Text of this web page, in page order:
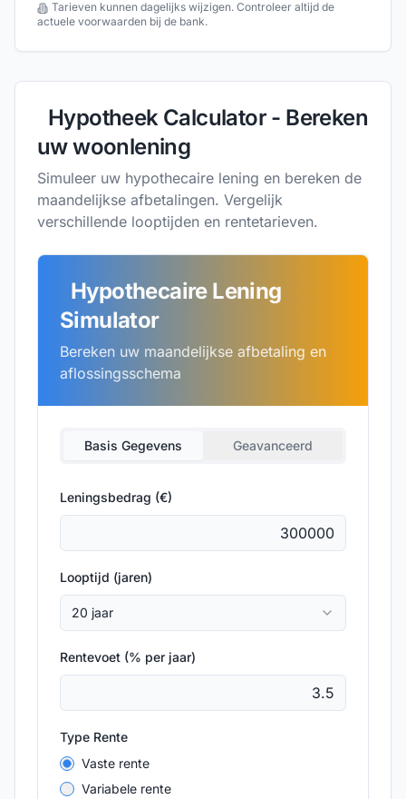
Tarieven kunnen dagelijks wijzigen. Controleer altijd de
actuele voorwaarden bij de bank.
Hypotheek Calculator - Bereken
uw woonlening
Simuleer uw hypothecaire lening en bereken de
maandelijkse afbetalingen. Vergelijk
verschillende looptijden en rentetarieven.
Hypothecaire Lening
Simulator
Bereken uw maandelijkse afbetaling en
aflossingsschema
Basis Gegevens Geavanceerd
Leningsbedrag (€)
Looptijd (jaren)
20 jaar
Rentevoet (% per jaar)
Type Rente
Vaste rente
Variabele rente